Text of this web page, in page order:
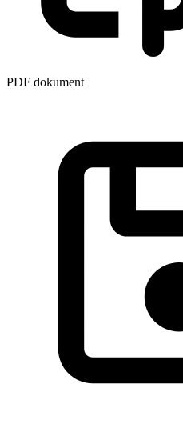
PDF dokument